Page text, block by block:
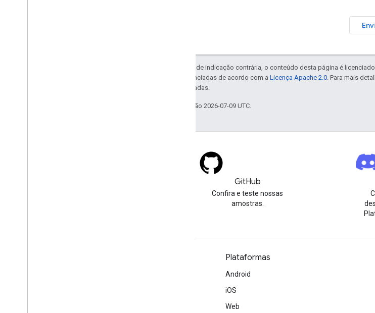
Exceto em caso de indicação contrária, o conteúdo desta página é
código são licenciadas de acordo com a Licença Apache 2.0 . Para mais
Oracle e/ou afiliadas.
Última atualização 2026-07-09 UTC.
GitHub
Confira e teste nossas
amostras.
Plataformas
Android
iOS
Web